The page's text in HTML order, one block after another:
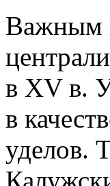
Важным
в XV в.
в
уделов.